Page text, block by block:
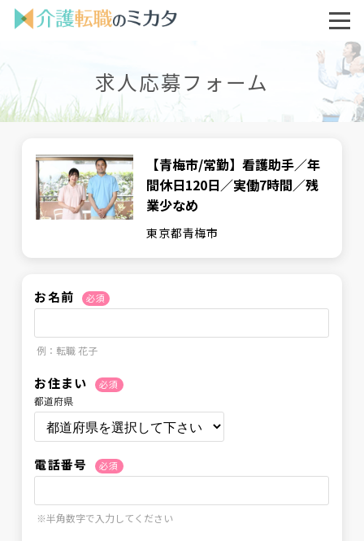
求人応募フォーム
【青梅市/常勤】看護助手／年
間休日120日／実働7時間／残
業少なめ
東京都青梅市
お名前 必須
例：転職 花子
お住まい 必須
都道府県
電話番号 必須
※半角数字で入力してください